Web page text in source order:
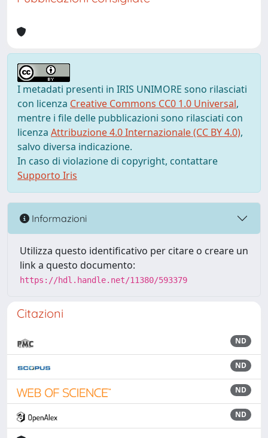
I metadati presenti in IRIS UNIMORE sono rilasciati
con licenza Creative Commons CC0 1.0 Universal,
mentre i file delle pubblicazioni sono rilasciati con
licenza Attribuzione 4.0 Internazionale (CC BY 4.0),
salvo diversa indicazione.
In caso di violazione di copyright, contattare
Supporto Iris
Informazioni
Utilizza questo identificativo per citare o creare un
link a questo documento:
https://hdl.handle.net/11380/593379
Citazioni
ND
ND
ND
ND